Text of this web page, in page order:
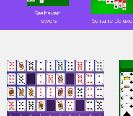
Seahaven
Towers
Solitaire Deluxe